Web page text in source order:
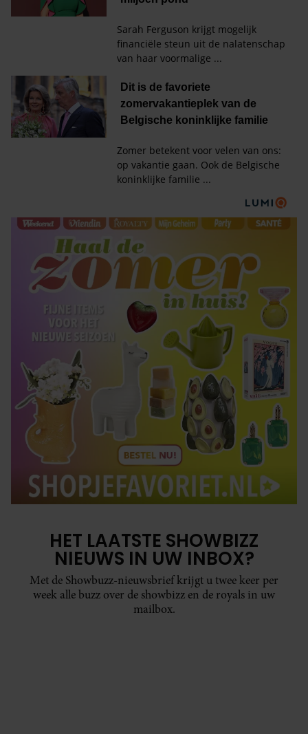
HET LAATSTE SHOWBIZZ
NIEUWS IN UW INBOX?
Met de Showbuzz-nieuwsbrief krijgt u twee keer per
week alle buzz over de showbizz en de royals in uw
mailbox.